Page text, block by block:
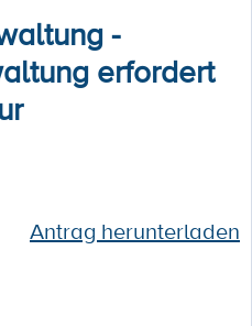
-
erfordert
Antrag herunterladen